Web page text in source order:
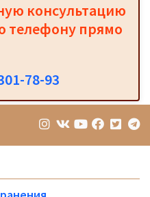
консультацию
телефону прямо
78-93